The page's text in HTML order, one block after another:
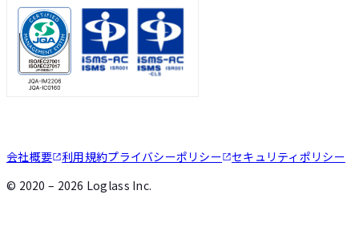
会社概要 利用規約プライバシーポリシー
セキュリティポリシー
© 2020 – 2026 Loglass Inc.